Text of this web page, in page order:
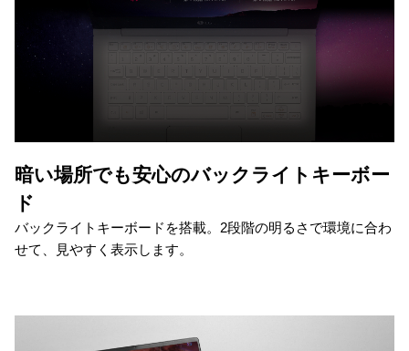
暗い場所でも安心のバックライトキーボー
ド
バックライトキーボードを搭載。2段階の明るさで環境に合わ
せて、見やすく表示します。